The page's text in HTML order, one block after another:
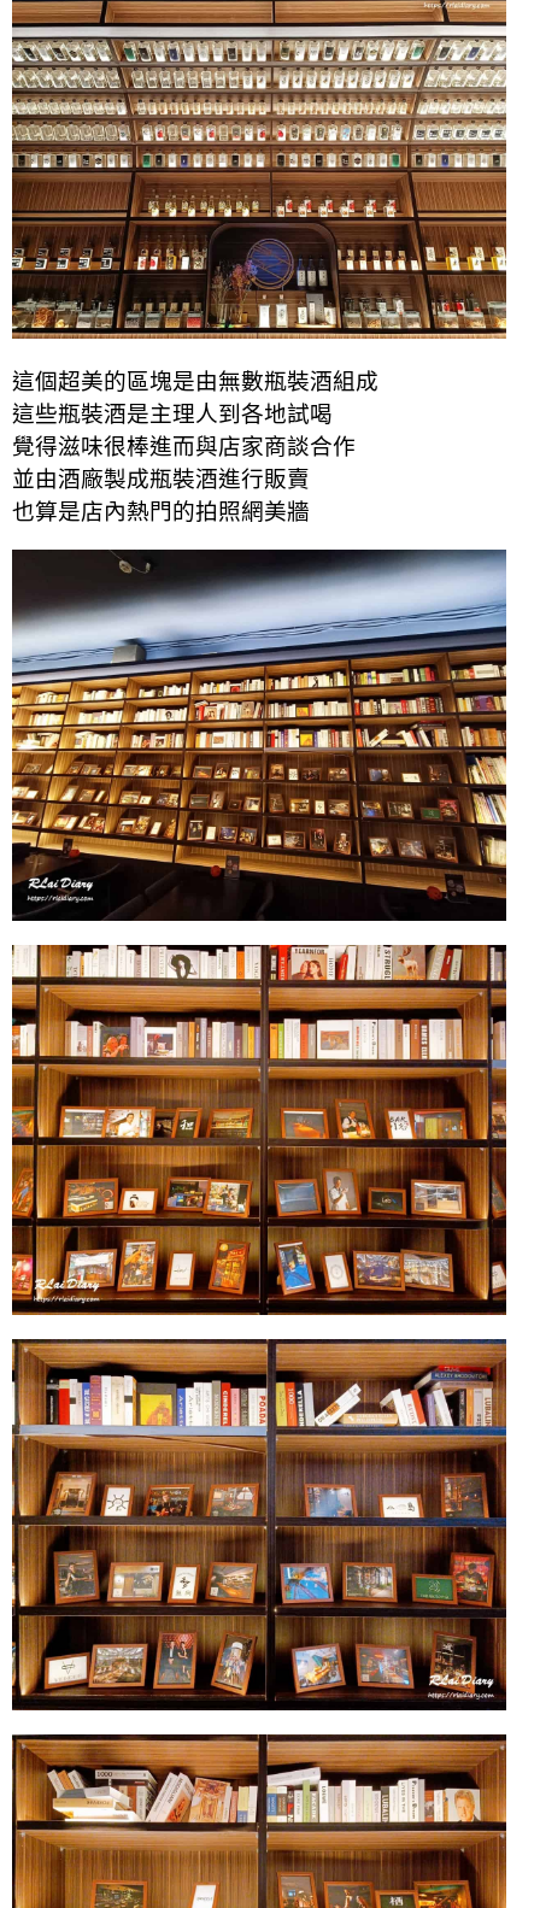
這個超美的區塊是由無數瓶裝酒組成
這些瓶裝酒是主理人到各地試喝
覺得滋味很棒進而與店家商談合作
並由酒廠製成瓶裝酒進行販賣
也算是店內熱門的拍照網美牆